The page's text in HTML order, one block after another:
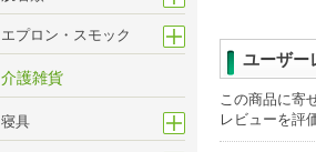
エプロン・スモック
介護雑貨
寝具
ユーザー
この商品に寄
レビューを評